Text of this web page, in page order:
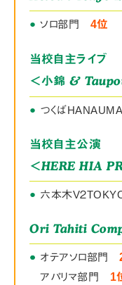
● ソロ部門 4位
当校自主ライブ
＜小錦 &
● つくばHANAUMA
当校自主公演
＜HERE HIA
● 六本木V２
Ori Tahiti
● オテアソロ部門
●
アパリマ部門 1